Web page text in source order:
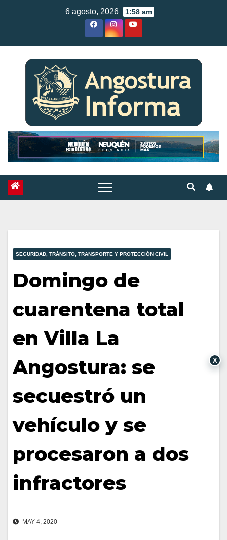
6 agosto, 2026 1:58 am
SEGURIDAD, TRÁNSITO, TRANSPORTE Y PROTECCIÓN CIVIL
Domingo de
cuarentena total
en Villa La
Angostura: se
secuestró un
vehículo y se
procesaron a dos
infractores
MAY 4, 2020
X